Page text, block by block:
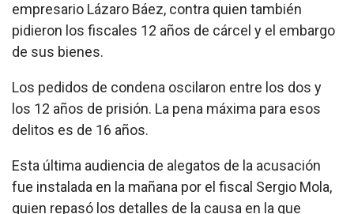
empresario Lázaro Báez, contra quien también
pidieron los fiscales 12 años de cárcel y el embargo
de sus bienes.
Los pedidos de condena oscilaron entre los dos y
los 12 años de prisión. La pena máxima para esos
delitos es de 16 años.
Esta última audiencia de alegatos de la acusación
fue instalada en la mañana por el fiscal Sergio Mola,
quien repasó los detalles de la causa en la que